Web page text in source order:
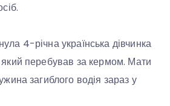
4-річна українська дівчинка
перебував за кермом. Мати
загиблого водія зараз у